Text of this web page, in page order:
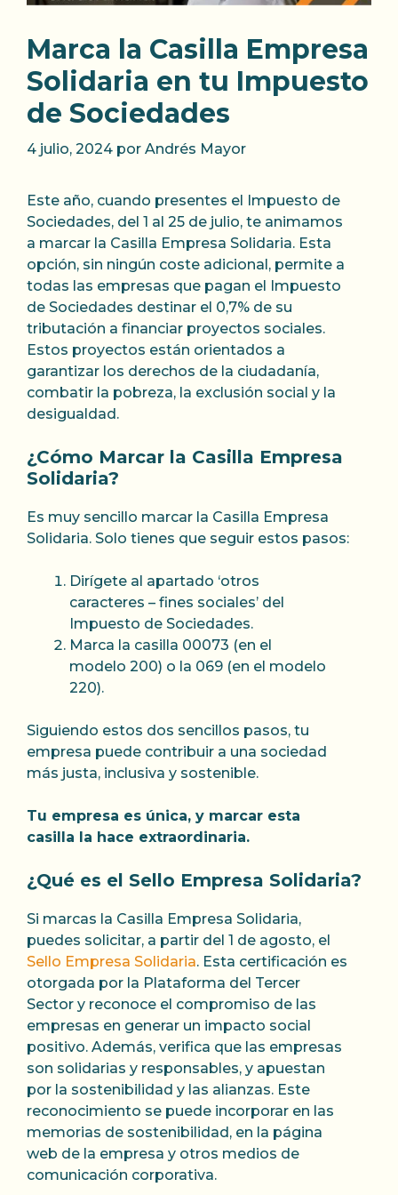
Marca la Casilla Empresa
Solidaria en tu Impuesto
de Sociedades
4 julio, 2024 por Andrés Mayor
Este año, cuando presentes el Impuesto de
Sociedades, del 1 al 25 de julio, te animamos
a marcar la Casilla Empresa Solidaria. Esta
opción, sin ningún coste adicional, permite a
todas las empresas que pagan el Impuesto
de Sociedades destinar el 0,7% de su
tributación a financiar proyectos sociales.
Estos proyectos están orientados a
garantizar los derechos de la ciudadanía,
combatir la pobreza, la exclusión social y la
desigualdad.
¿Cómo Marcar la Casilla Empresa
Solidaria?
Es muy sencillo marcar la Casilla Empresa
Solidaria. Solo tienes que seguir estos pasos:
Dirígete al apartado ‘otros
caracteres – fines sociales’ del
Impuesto de Sociedades.
Marca la casilla 00073 (en el
modelo 200) o la 069 (en el modelo
220).
Siguiendo estos dos sencillos pasos, tu
empresa puede contribuir a una sociedad
más justa, inclusiva y sostenible.
Tu empresa es única, y marcar esta
casilla la hace extraordinaria.
¿Qué es el Sello Empresa Solidaria?
Si marcas la Casilla Empresa Solidaria,
puedes solicitar, a partir del 1 de agosto, el
Sello Empresa Solidaria. Esta certificación es
otorgada por la Plataforma del Tercer
Sector y reconoce el compromiso de las
empresas en generar un impacto social
positivo. Además, verifica que las empresas
son solidarias y responsables, y apuestan
por la sostenibilidad y las alianzas. Este
reconocimiento se puede incorporar en las
memorias de sostenibilidad, en la página
web de la empresa y otros medios de
comunicación corporativa.